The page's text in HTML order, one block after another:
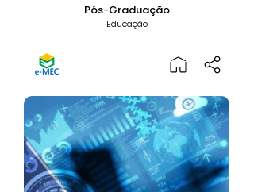
Pós-Graduação
Educação